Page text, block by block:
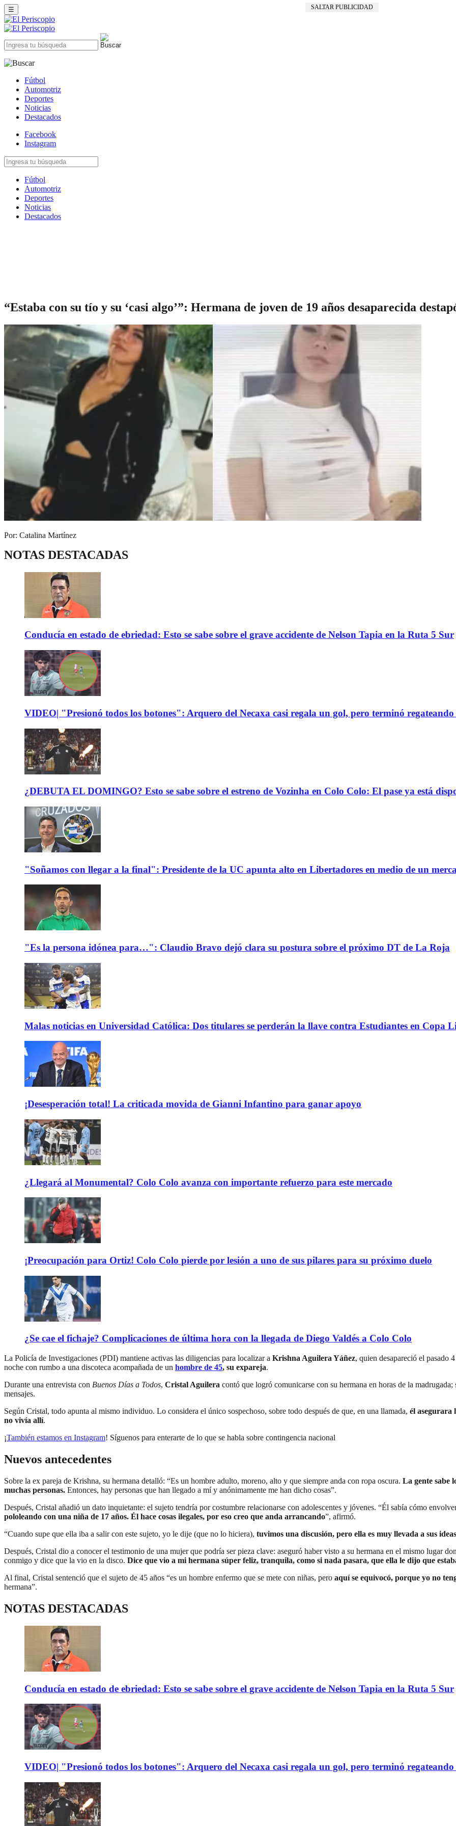
SALTAR PUBLICIDAD
☰
Fútbol
Automotriz
Deportes
Noticias
Destacados
Facebook
Instagram
Fútbol
Automotriz
Deportes
Noticias
Destacados
“Estaba con su tío y su ‘casi algo’”: Hermana de joven de 19 años desaparecida
Por: Catalina Martínez
NOTAS DESTACADAS
Conducía en estado de ebriedad: Esto se sabe sobre el grave accidente de Nelson Tapia en la Ruta 5 Sur
VIDEO| "Presionó todos los botones": Arquero del Necaxa casi regala un gol, pero terminó
¿DEBUTA EL DOMINGO? Esto se sabe sobre el estreno de Vozinha en Colo Colo: El pase ya está
"Soñamos con llegar a la final": Presidente de la UC apunta alto en Libertadores en medio de un
"Es la persona idónea para…": Claudio Bravo dejó clara su postura sobre el próximo DT de La Roja
Malas noticias en Universidad Católica: Dos titulares se perderán la llave contra Estudiantes en Copa
¡Desesperación total! La criticada movida de Gianni Infantino para ganar apoyo
¿Llegará al Monumental? Colo Colo avanza con importante refuerzo para este mercado
¡Preocupación para Ortiz! Colo Colo pierde por lesión a uno de sus pilares para su próximo duelo
¿Se cae el fichaje? Complicaciones de última hora con la llegada de Diego Valdés a Colo Colo
La Policía de Investigaciones (PDI) mantiene activas las diligencias para localizar a Krishna Aguilera Yáñez, quien desapareció el pasado
noche con rumbo a una discoteca acompañada de un hombre de 45, su expareja.
Durante una entrevista con Buenos Días a Todos, Cristal Aguilera contó que logró comunicarse con su hermana en horas de la madrugada;
mensajes.
Según Cristal, todo apunta al mismo individuo. Lo considera el único sospechoso, sobre todo después de que, en una llamada, él asegurara
no vivía allí.
¡También estamos en Instagram! Síguenos para enterarte de lo que se habla sobre contingencia nacional
Nuevos antecedentes
Sobre la ex pareja de Krishna, su hermana detalló: “Es un hombre adulto, moreno, alto y que siempre anda con ropa oscura. La gente sabe
muchas personas. Entonces, hay personas que han llegado a mí y anónimamente me han dicho cosas”.
Después, Cristal añadió un dato inquietante: el sujeto tendría por costumbre relacionarse con adolescentes y jóvenes. “Él sabía cómo
pololeando con una niña de 17 años. Él hace cosas ilegales, por eso creo que anda arrancando”, afirmó.
“Cuando supe que ella iba a salir con este sujeto, yo le dije (que no lo hiciera), tuvimos una discusión, pero ella es muy llevada a sus ideas
Después, Cristal dio a conocer el testimonio de una mujer que podría ser pieza clave: aseguró haber visto a su hermana en el mismo lugar
conmigo y dice que la vio en la disco. Dice que vio a mi hermana súper feliz, tranquila, como si nada pasara, que ella le dijo que
Al final, Cristal sentenció que el sujeto de 45 años “es un hombre enfermo que se mete con niñas, pero aquí se equivocó, porque yo no
hermana”.
NOTAS DESTACADAS
Conducía en estado de ebriedad: Esto se sabe sobre el grave accidente de Nelson Tapia en la Ruta 5 Sur
VIDEO| "Presionó todos los botones": Arquero del Necaxa casi regala un gol, pero terminó